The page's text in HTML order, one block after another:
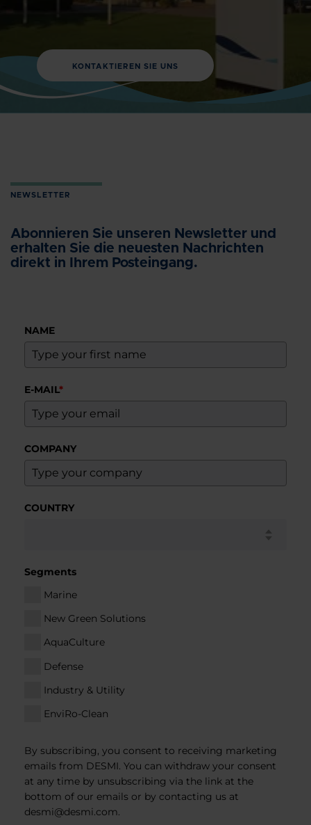
KONTAKTIEREN SIE UNS
NEWSLETTER
Abonnieren Sie unseren Newsletter und
erhalten Sie die neuesten Nachrichten
direkt in Ihrem Posteingang.
NAME
E-MAIL*
COMPANY
COUNTRY
Segments
Marine
New Green Solutions
AquaCulture
Defense
Industry & Utility
EnviRo-Clean
By subscribing, you consent to receiving marketing
emails from DESMI. You can withdraw your consent
at any time by unsubscribing via the link at the
bottom of our emails or by contacting us at
desmi@desmi.com.